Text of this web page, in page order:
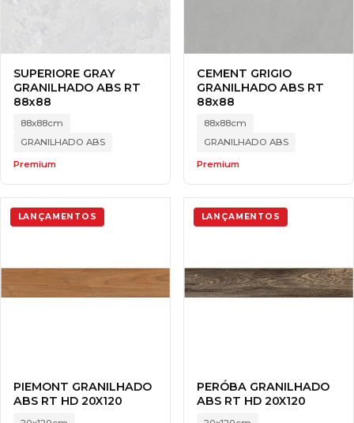
SUPERIORE GRAY
GRANILHADO ABS RT
88x88
88x88cm
GRANILHADO ABS
Premium
CEMENT GRIGIO
GRANILHADO ABS RT
88x88
88x88cm
GRANILHADO ABS
Premium
LANÇAMENTOS
PIEMONT GRANILHADO
ABS RT HD 20X120
LANÇAMENTOS
PERÓBA GRANILHADO
ABS RT HD 20X120